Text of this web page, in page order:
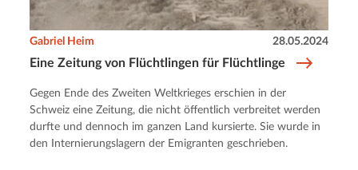
Eine Zeitung von Flüchtlingen für Flüchtlinge
Gabriel Heim 28.05.2024
Gegen Ende des Zweiten Weltkrieges erschien in der
Schweiz eine Zeitung, die nicht öffentlich verbreitet werden
durfte und dennoch im ganzen Land kursierte. Sie wurde in
den Internierungslagern der Emigranten geschrieben.